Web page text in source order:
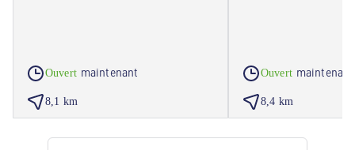
Ouvert maintenant
8,1 km
Ouvert maintenant
8,4 km